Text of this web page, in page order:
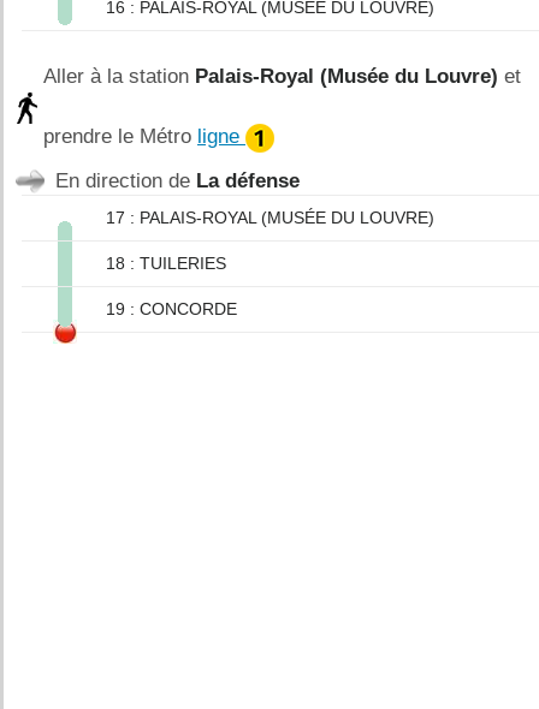
16 : PALAIS-ROYAL (MUSÉE DU LOUVRE)
Aller à la station Palais-Royal (Musée du Louvre) et
prendre le Métro ligne
En direction de La défense
17 : PALAIS-ROYAL (MUSÉE DU LOUVRE)
18 : TUILERIES
19 : CONCORDE